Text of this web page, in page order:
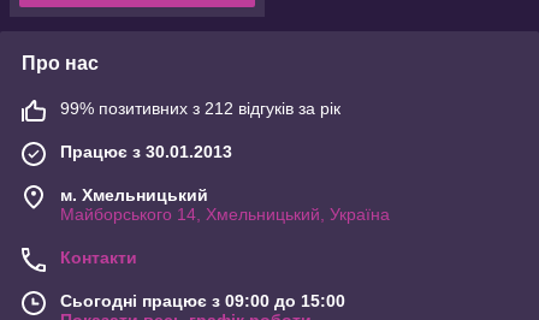
Про нас
99% позитивних з 212 відгуків за рік
Працює з 30.01.2013
м. Хмельницький
Майборського 14, Хмельницький, Україна
Контакти
Сьогодні працює з 09:00 до 15:00